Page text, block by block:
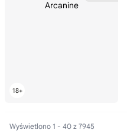
Wyświetlono 1 - 40 z 7945